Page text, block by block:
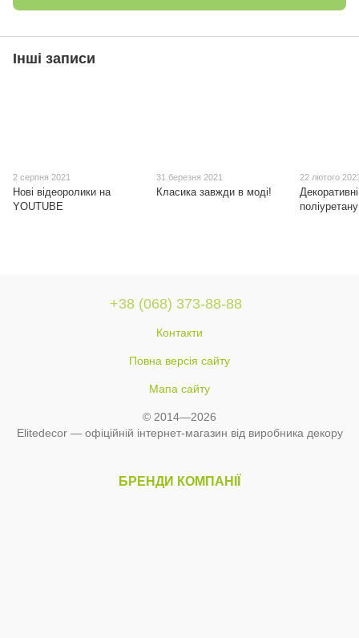
Інші записи
2 серпня 2021
Нові відеоролики на
YOUTUBE
31 березня 2021
Класика завжди в моді!
22 лютого
поліуретану
+38 (068) 373-88-88
Контакти
Повна версія сайту
Мапа сайту
© 2014—2026
Elitedecor — офіційній інтернет-магазин від виробника декору
БРЕНДИ КОМПАНІЇ